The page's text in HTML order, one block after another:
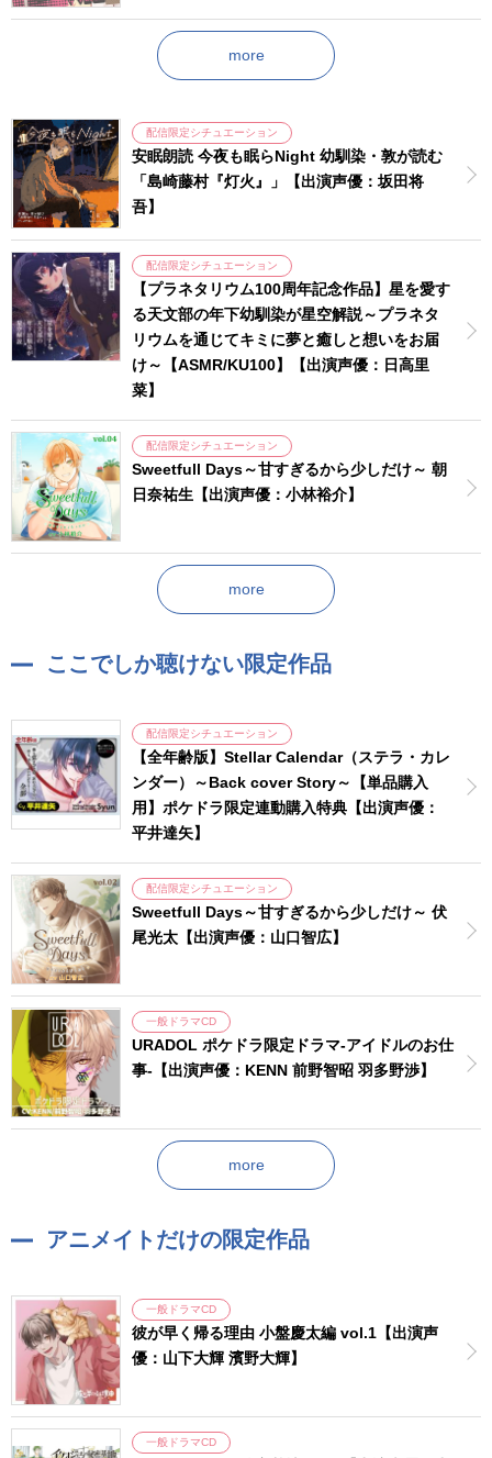
more
配信限定シチュエーション
安眠朗読 今夜も眠らNight 幼馴染・敦が読む
「島崎藤村『灯火』」【出演声優：坂田将
吾】
配信限定シチュエーション
【プラネタリウム100周年記念作品】星を愛す
る天文部の年下幼馴染が星空解説～プラネタ
リウムを通じてキミに夢と癒しと想いをお届
け～【ASMR/KU100】【出演声優：日高里
菜】
配信限定シチュエーション
Sweetfull Days～甘すぎるから少しだけ～ 朝
日奈祐生【出演声優：小林裕介】
more
ここでしか聴けない限定作品
配信限定シチュエーション
【全年齢版】Stellar Calendar（ステラ・カレ
ンダー）～Back cover Story～【単品購入
用】ポケドラ限定連動購入特典【出演声優：
平井達矢】
配信限定シチュエーション
Sweetfull Days～甘すぎるから少しだけ～ 伏
尾光太【出演声優：山口智広】
一般ドラマCD
URADOL ポケドラ限定ドラマ-アイドルのお仕
事-【出演声優：KENN 前野智昭 羽多野渉】
more
アニメイトだけの限定作品
一般ドラマCD
彼が早く帰る理由 小盤慶太編 vol.1【出演声
優：山下大輝 濱野大輝】
一般ドラマCD